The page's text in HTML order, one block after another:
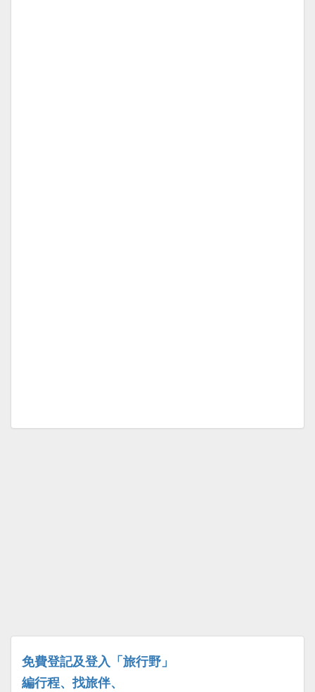
免費登記及登入「旅行野」
編行程、找旅伴、